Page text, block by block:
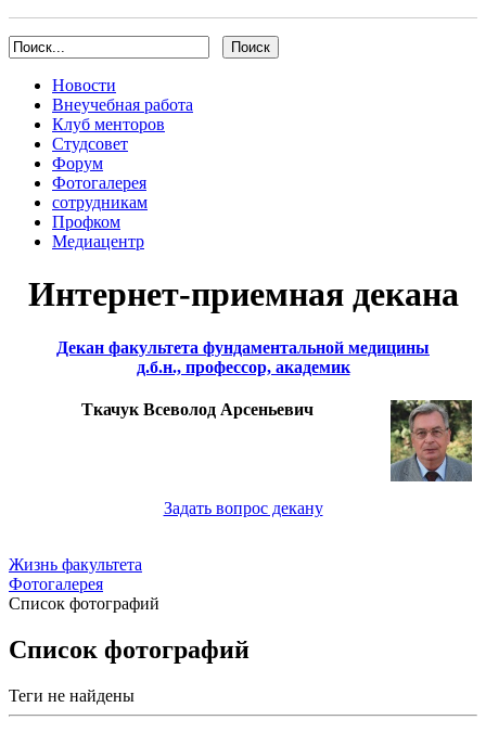
Новости
Внеучебная работа
Клуб менторов
Студсовет
Форум
Фотогалерея
сотрудникам
Профком
Медиацентр
Интернет-приемная декана
Декан факультета фундаментальной медицины
д.б.н., профессор, академик
Ткачук Всеволод Арсеньевич
Задать вопрос декану
Жизнь факультета
Фотогалерея
Список фотографий
Список фотографий
Теги не найдены